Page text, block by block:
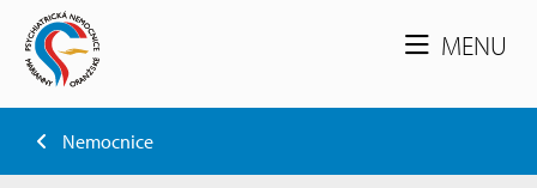
MENU
Nemocnice